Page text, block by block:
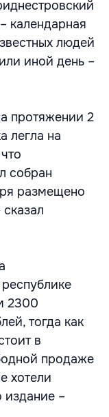
календарная
людей
иной день –
протяжении 2
легла на
собран
размещено
2300
тогда как
в
продаже
хотели
издание –